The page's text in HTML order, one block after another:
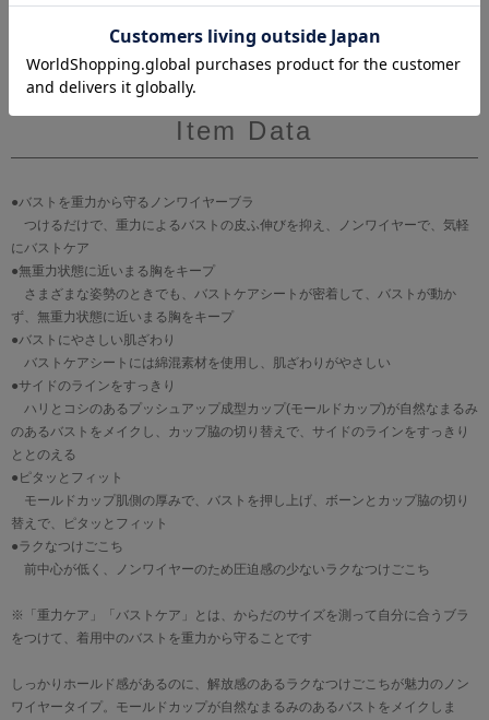
Item Data
●バストを重力から守るノンワイヤーブラ
つけるだけで、重力によるバストの皮ふ伸びを抑え、ノンワイヤーで、気軽
にバストケア
●無重力状態に近いまる胸をキープ
さまざまな姿勢のときでも、バストケアシートが密着して、バストが動か
ず、無重力状態に近いまる胸をキープ
●バストにやさしい肌ざわり
バストケアシートには綿混素材を使用し、肌ざわりがやさしい
●サイドのラインをすっきり
ハリとコシのあるプッシュアップ成型カップ(モールドカップ)が自然なまるみ
のあるバストをメイクし、カップ脇の切り替えで、サイドのラインをすっきり
ととのえる
●ピタッとフィット
モールドカップ肌側の厚みで、バストを押し上げ、ボーンとカップ脇の切り
替えで、ピタッとフィット
●ラクなつけごこち
前中心が低く、ノンワイヤーのため圧迫感の少ないラクなつけごこち
※「重力ケア」「バストケア」とは、からだのサイズを測って自分に合うブラ
をつけて、着用中のバストを重力から守ることです
しっかりホールド感があるのに、解放感のあるラクなつけごこちが魅力のノン
ワイヤータイプ。モールドカップが自然なまるみのあるバストをメイクしま